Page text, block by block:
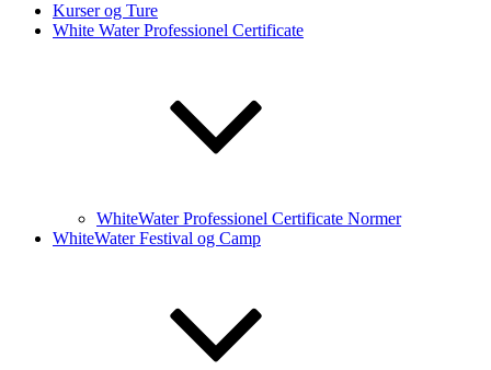
Kurser og Ture
White Water Professionel Certificate
WhiteWater Professionel Certificate Normer
WhiteWater Festival og Camp